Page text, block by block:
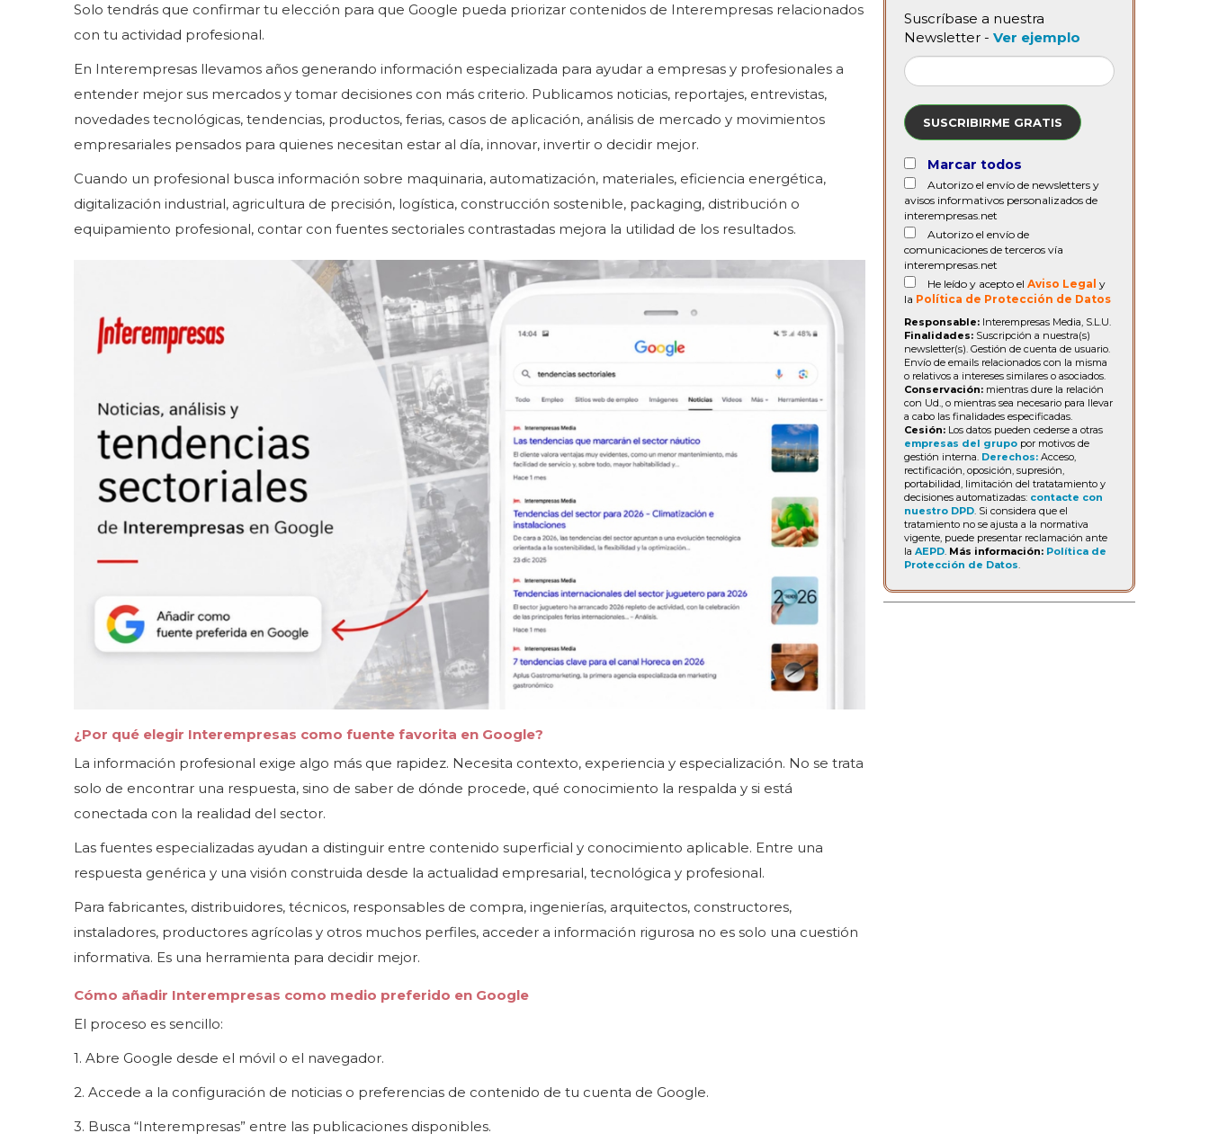
Solo tendrás que confirmar tu elección para que Google pueda priorizar contenidos de Interempresas relacionados
con tu actividad profesional.
En Interempresas llevamos años generando información especializada para ayudar a empresas y profesionales a
entender mejor sus mercados y tomar decisiones con más criterio. Publicamos noticias, reportajes, entrevistas,
novedades tecnológicas, tendencias, productos, ferias, casos de aplicación, análisis de mercado y movimientos
empresariales pensados para quienes necesitan estar al día, innovar, invertir o decidir mejor.
Cuando un profesional busca información sobre maquinaria, automatización, materiales, eficiencia energética,
digitalización industrial, agricultura de precisión, logística, construcción sostenible, packaging, distribución o
equipamiento profesional, contar con fuentes sectoriales contrastadas mejora la utilidad de los resultados.
¿Por qué elegir Interempresas como fuente favorita en Google?
La información profesional exige algo más que rapidez. Necesita contexto, experiencia y especialización. No se trata
solo de encontrar una respuesta, sino de saber de dónde procede, qué conocimiento la respalda y si está
conectada con la realidad del sector.
Las fuentes especializadas ayudan a distinguir entre contenido superficial y conocimiento aplicable. Entre una
respuesta genérica y una visión construida desde la actualidad empresarial, tecnológica y profesional.
Para fabricantes, distribuidores, técnicos, responsables de compra, ingenierías, arquitectos, constructores,
instaladores, productores agrícolas y otros muchos perfiles, acceder a información rigurosa no es solo una cuestión
informativa. Es una herramienta para decidir mejor.
Cómo añadir Interempresas como medio preferido en Google
El proceso es sencillo:
1. Abre Google desde el móvil o el navegador.
2. Accede a la configuración de noticias o preferencias de contenido de tu cuenta de Google.
3. Busca “Interempresas” entre las publicaciones disponibles.
Suscríbase a nuestra
Newsletter - Ver ejemplo
SUSCRIBIRME GRATIS
Marcar todos
Autorizo el envío de newsletters y
avisos informativos personalizados de
interempresas.net
Autorizo el envío de
comunicaciones de terceros vía
interempresas.net
He leído y acepto el Aviso Legal y
la Política de Protección de Datos
Responsable: Interempresas Media, S.L.U.
Finalidades: Suscripción a nuestra(s)
newsletter(s). Gestión de cuenta de usuario.
Envío de emails relacionados con la misma
o relativos a intereses similares o asociados.
Conservación: mientras dure la relación
con Ud., o mientras sea necesario para llevar
a cabo las finalidades especificadas.
Cesión: Los datos pueden cederse a otras
empresas del grupo por motivos de
gestión interna. Derechos: Acceso,
rectificación, oposición, supresión,
portabilidad, limitación del tratatamiento y
decisiones automatizadas: contacte con
nuestro DPD. Si considera que el
tratamiento no se ajusta a la normativa
vigente, puede presentar reclamación ante
la AEPD. Más información: Política de
Protección de Datos.